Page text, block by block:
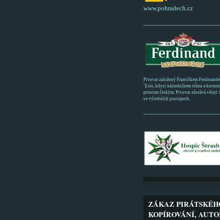
www.pohradech.cz
Pivovar založený Františkem
´Este, kdysi následníkem trůnu a
princem českým. Pivovar zůstává věrný
ve výrobních postupech.
ZÁKAZ
KOPÍROVÁNÍ,